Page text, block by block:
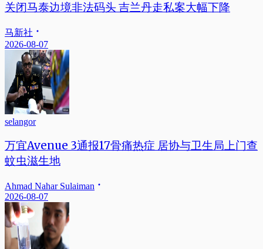
关闭马泰边境非法码头 吉兰丹走私案大幅下降
马新社
2026-08-07
selangor
万宜Avenue 3通报17骨痛热症 居协与卫生局上门查
蚊虫滋生地
Ahmad Nahar Sulaiman
2026-08-07